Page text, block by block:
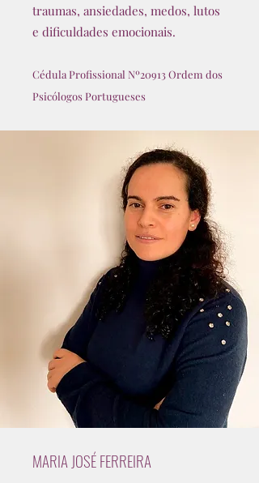
traumas, ansiedades, medos, lutos
e dificuldades emocionais.
Cédula Profissional Nº20913 Ordem dos
Psicólogos Portugueses
MARIA JOSÉ FERREIRA